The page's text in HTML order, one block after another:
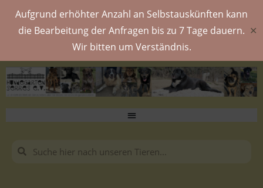
Aufgrund erhöhter Anzahl an Selbstauskünften kann
die Bearbeitung der Anfragen bis zu 7 Tage dauern.
Wir bitten um Verständnis.
✕